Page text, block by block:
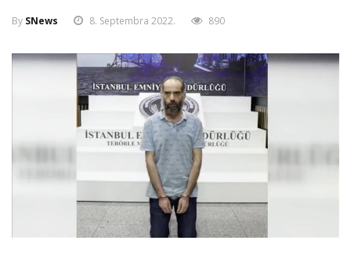
By SNews 8. Septembra 2022. 890